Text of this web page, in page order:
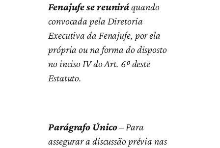
Fenajufe se reuniráquando
convocada pela Diretoria
Executiva da Fenajufe, por ela
própria ou na forma do disposto
no inciso IV do Art. 6º deste
Estatuto.
Parágrafo Único– Para
assegurar a discussão prévia nas